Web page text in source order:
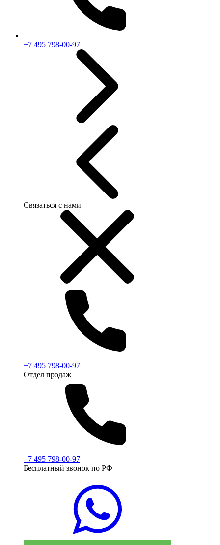
+7 495 798-00-97
Связаться с нами
+7 495 798-00-97
Отдел продаж
+7 495 798-00-97
Бесплатный звонок по РФ